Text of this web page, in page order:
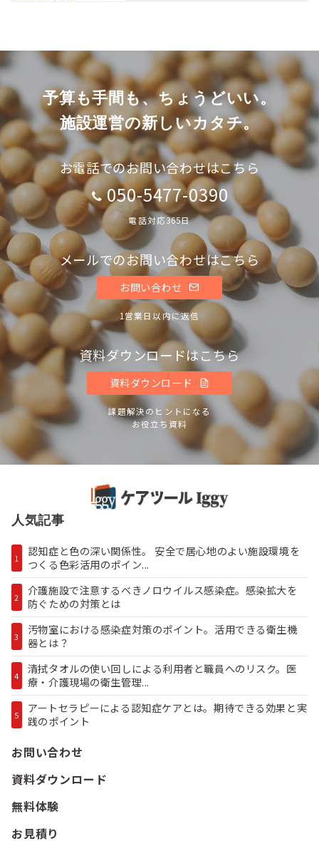
予算も手間も、ちょうどいい。
施設運営の新しいカタチ。
お電話でのお問い合わせはこちら
050-5477-0390
電話対応365日
メールでのお問い合わせはこちら
お問い合わせ
1営業日以内に返信
資料ダウンロードはこちら
資料ダウンロード
課題解決のヒントになる
お役立ち資料
人気記事
1
認知症と色の深い関係性。 安全で居心地のよい施設環境を
つくる色彩活用のポイン...
2
介護施設で注意するべきノロウイルス感染症。感染拡大を
防ぐための対策とは
3
汚物室における感染症対策のポイント。活用できる衛生機
器とは？
4
清拭タオルの使い回しによる利用者と職員へのリスク。医
療・介護現場の衛生管理...
5
アートセラピーによる認知症ケアとは。期待できる効果と実
践のポイント
お問い合わせ
資料ダウンロード
無料体験
お見積り